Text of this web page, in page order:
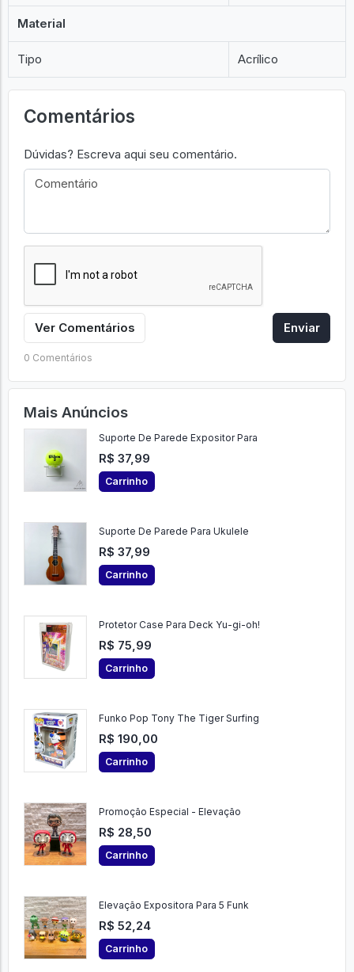
Material
Tipo Acrílico
Comentários
Dúvidas? Escreva aqui seu comentário.
Ver Comentários Enviar
0 Comentários
Mais Anúncios
Suporte De Parede Expositor Para
R$ 37,99
Carrinho
Suporte De Parede Para Ukulele
R$ 37,99
Carrinho
Protetor Case Para Deck Yu-gi-oh!
R$ 75,99
Carrinho
Funko Pop Tony The Tiger Surfing
R$ 190,00
Carrinho
Promoção Especial - Elevação
R$ 28,50
Carrinho
Elevação Expositora Para 5 Funk
R$ 52,24
Carrinho